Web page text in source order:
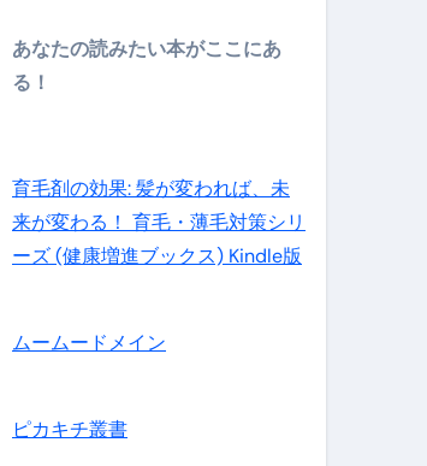
あなたの読みたい本がここにあ
る！
育毛剤の効果: 髪が変われば、未
来が変わる！ 育毛・薄毛対策シリ
ーズ (健康増進ブックス) Kindle版
ムームードメイン
ピカキチ叢書